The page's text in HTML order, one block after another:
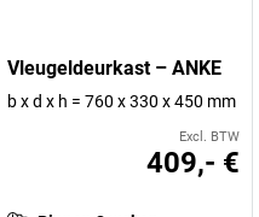
Vleugeldeurkast – ANKE
b x d x h = 760 x 330 x 450 mm
Excl. BTW
409,- €